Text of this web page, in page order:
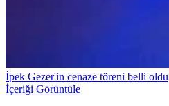
İpek Gezer'in cenaze töreni belli oldu
İçeriği Görüntüle